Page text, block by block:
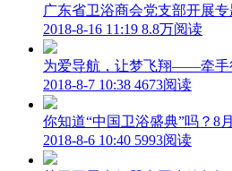
广东省卫浴商会党支部开展
2018-8-16 11:19 8.8万阅读
为爱导航，让梦飞翔——牵手
2018-8-7 10:38 4673阅读
你知道“中国卫浴盛典”吗？8
2018-8-6 10:40 5993阅读